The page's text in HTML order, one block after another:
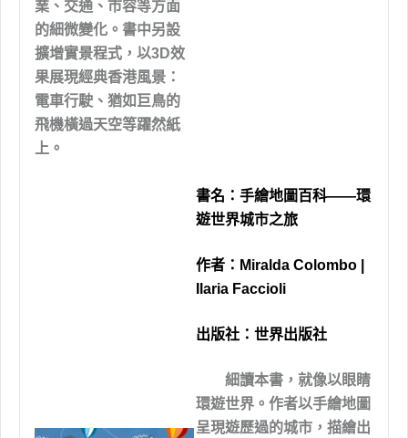
業、交通、市容等方面
的細微變化。書中另設
擴增實景程式，以3D效
果展現經典香港風景：
電車行駛、猶如巨鳥的
飛機橫過天空等躍然紙
上。
書名： 手繪地圖百科——環
遊世界城市之旅
作者： Miralda Colombo |
Ilaria Faccioli
出版社： 世界出版社
細讀本書，就像以眼睛
環遊世界。作者以手繪地圖
呈現遊歷過的城市，描繪出